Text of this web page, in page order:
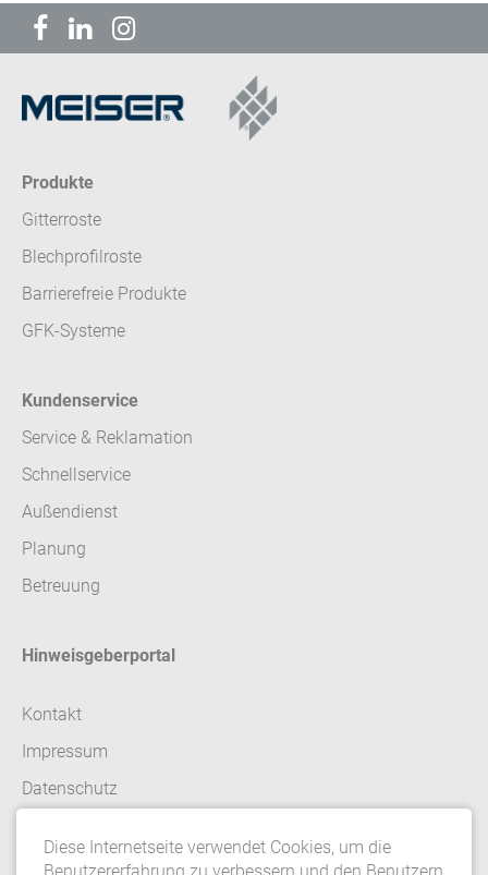
Produkte
Gitterroste
Blechprofilroste
Barrierefreie Produkte
GFK-Systeme
Kundenservice
Service & Reklamation
Schnellservice
Außendienst
Planung
Betreuung
Hinweisgeberportal
Kontakt
Impressum
Datenschutz
Datenschutzeinstellungen
Diese Internetseite verwendet Cookies, um die